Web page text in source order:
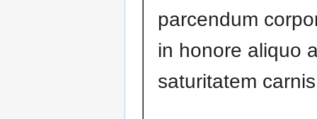
parcendum
in honore aliquo
saturitatem